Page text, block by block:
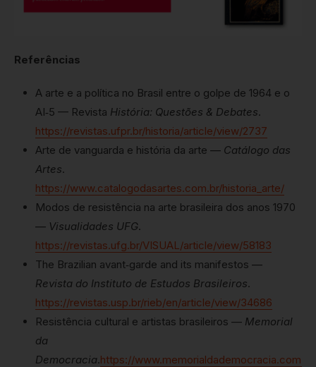
Referências
A arte e a política no Brasil entre o golpe de 1964 e o
AI‑5 — Revista História: Questões & Debates.
https://revistas.ufpr.br/historia/article/view/2737
Arte de vanguarda e história da arte — Catálogo das
Artes.
https://www.catalogodasartes.com.br/historia_arte/
Modos de resistência na arte brasileira dos anos 1970
— Visualidades UFG.
https://revistas.ufg.br/VISUAL/article/view/58183
The Brazilian avant‑garde and its manifestos —
Revista do Instituto de Estudos Brasileiros.
https://revistas.usp.br/rieb/en/article/view/34686
Resistência cultural e artistas brasileiros — Memorial
da
Democracia.https://